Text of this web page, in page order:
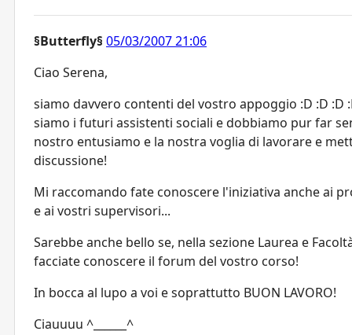
§Butterfly§ 05/03/2007 21:06
Ciao Serena,
siamo davvero contenti del vostro appoggio :D :D :D
siamo i futuri assistenti sociali e dobbiamo pur far
nostro entusiamo e la nostra voglia di lavorare e
discussione!
Mi raccomando fate conoscere l'iniziativa anche ai
e ai vostri supervisori...
Sarebbe anche bello se, nella sezione Laurea e
facciate conoscere il forum del vostro corso!
In bocca al lupo a voi e soprattutto BUON LAVORO!
Ciauuuu ^______^